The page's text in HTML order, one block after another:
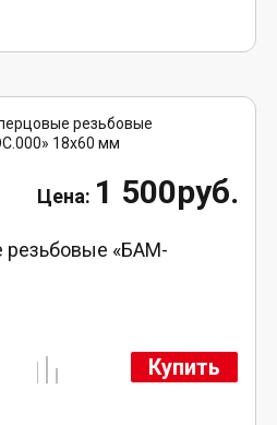
1 500руб.
резьбовые «БАМ-
Купить